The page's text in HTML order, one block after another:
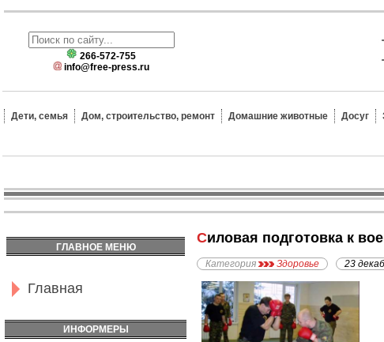
266-572-755
info@free-press.ru
Дети, семья Дом, строительство, ремонт Домашние животные Досуг
ГЛАВНОЕ МЕНЮ
Главная
ИНФОРМЕРЫ
Силовая подготовка к
Категория Здоровье 23